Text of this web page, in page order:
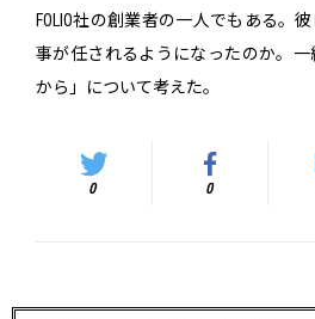
FOLIO社の創業者の一人でもある。
事が任されるようになったのか。
から」について考えた。
0 0